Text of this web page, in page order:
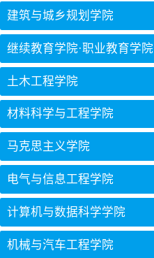
建筑与城乡规划学院
继续教育学院·职业教育学院
土木工程学院
材料科学与工程学院
马克思主义学院
电气与信息工程学院
计算机与数据科学学院
机械与汽车工程学院